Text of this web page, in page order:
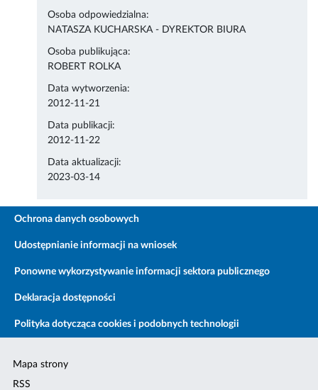
Osoba odpowiedzialna:
NATASZA KUCHARSKA - DYREKTOR BIURA
Osoba publikująca:
ROBERT ROLKA
Data wytworzenia:
2012-11-21
Data publikacji:
2012-11-22
Data aktualizacji:
2023-03-14
Ochrona danych osobowych
Udostępnianie informacji na wniosek
Ponowne wykorzystywanie informacji sektora publicznego
Deklaracja dostępności
Polityka dotycząca cookies i podobnych technologii
Mapa strony
RSS